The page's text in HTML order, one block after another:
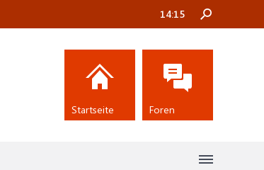
14:15
Startseite Foren